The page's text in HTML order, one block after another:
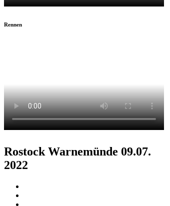
Rennen
Rostock Warnemünde 09.07.
2022